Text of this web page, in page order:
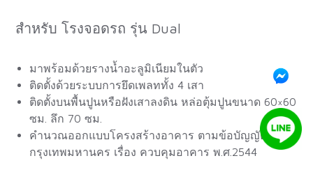
สำหรับ โรงจอดรถ รุ่น Dual
มาพร้อมด้วยรางน้ำอะลูมิเนียมในตัว
ติดตั้งด้วยระบบการยึดเพลททั้ง 4 เสา
ติดตั้งบนพื้นปูนหรือฝังเสาลงดิน หล่อตุ้มปูนขนาด 60×60
ซม. ลึก 70 ซม.
คำนวณออกแบบโครงสร้างอาคาร ตามข้อบัญญัติ
กรุงเทพมหานคร เรื่อง ควบคุมอาคาร พ.ศ.2544